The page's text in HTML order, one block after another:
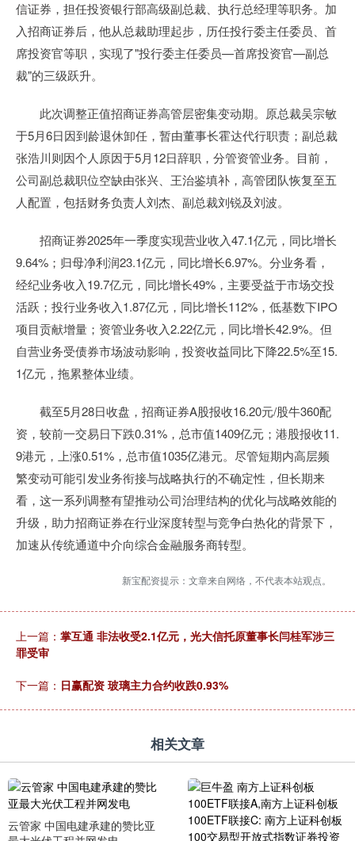
信证券，担任投资银行部高级副总裁、执行总经理等职务。加
入招商证券后，他从总裁助理起步，历任投行委主任委员、首
席投资官等职，实现了"投行委主任委员—首席投资官—副总
裁"的三级跃升。
此次调整正值招商证券高管层密集变动期。原总裁吴宗敏
于5月6日因到龄退休卸任，暂由董事长霍达代行职责；副总裁
张浩川则因个人原因于5月12日辞职，分管资管业务。目前，
公司副总裁职位空缺由张兴、王治鉴填补，高管团队恢复至五
人配置，包括财务负责人刘杰、副总裁刘锐及刘波。
招商证券2025年一季度实现营业收入47.1亿元，同比增长
9.64%；归母净利润23.1亿元，同比增长6.97%。分业务看，
经纪业务收入19.7亿元，同比增长49%，主要受益于市场交投
活跃；投行业务收入1.87亿元，同比增长112%，低基数下IPO
项目贡献增量；资管业务收入2.22亿元，同比增长42.9%。但
自营业务受债券市场波动影响，投资收益同比下降22.5%至15.
1亿元，拖累整体业绩。
截至5月28日收盘，招商证券A股报收16.20元/股牛360配
资，较前一交易日下跌0.31%，总市值1409亿元；港股报收11.
9港元，上涨0.51%，总市值1035亿港元。尽管短期内高层频
繁变动可能引发业务衔接与战略执行的不确定性，但长期来
看，这一系列调整有望推动公司治理结构的优化与战略效能的
升级，助力招商证券在行业深度转型与竞争白热化的背景下，
加速从传统通道中介向综合金融服务商转型。
新宝配资提示：文章来自网络，不代表本站观点。
上一篇： 掌互通 非法收受2.1亿元，光大信托原董事长闫桂军涉三
罪受审
下一篇： 日赢配资 玻璃主力合约收跌0.93%
相关文章
云管家 中国电建承建的赞比亚